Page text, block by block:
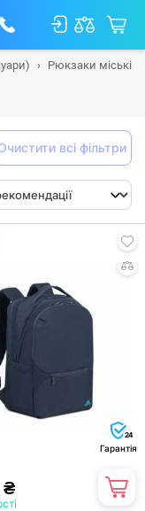
Рюкзаки міські
всі фільтри
24
Гарантія
₴